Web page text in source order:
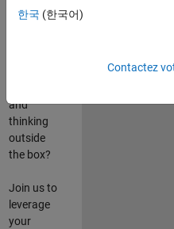
Do you
and
thinking
outside
the box?
Join us to
leverage
your
한국 (한국어)
Contactez